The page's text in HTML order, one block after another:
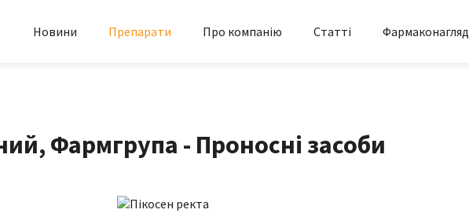
Новини Препарати Про компанію Статті Фармаконагляд
Фармгрупа - Проносні засоби